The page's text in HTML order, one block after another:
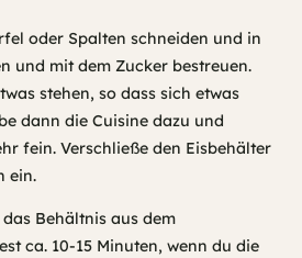
oder Spalten schneiden und in
und mit dem Zucker bestreuen.
stehen, so dass sich etwas
dann die Cuisine dazu und
fein. Verschließe den Eisbehälter
ein.
Behältnis aus dem
ca. 10-15 Minuten, wenn du die